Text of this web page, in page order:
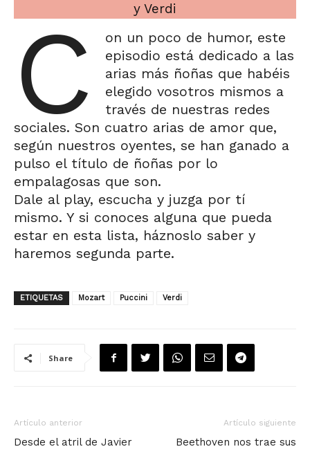
y Verdi
C
on un poco de humor, este
episodio está dedicado a las
arias más ñoñas que habéis
elegido vosotros mismos a
través de nuestras redes
sociales. Son cuatro arias de amor que,
según nuestros oyentes, se han ganado a
pulso el título de ñoñas por lo
empalagosas que son.
Dale al play, escucha y juzga por tí
mismo. Y si conoces alguna que pueda
estar en esta lista, háznoslo saber y
haremos segunda parte.
ETIQUETAS Mozart Puccini Verdi
Share
Artículo anterior
Desde el atril de Javier
Artículo siguiente
Beethoven nos trae sus